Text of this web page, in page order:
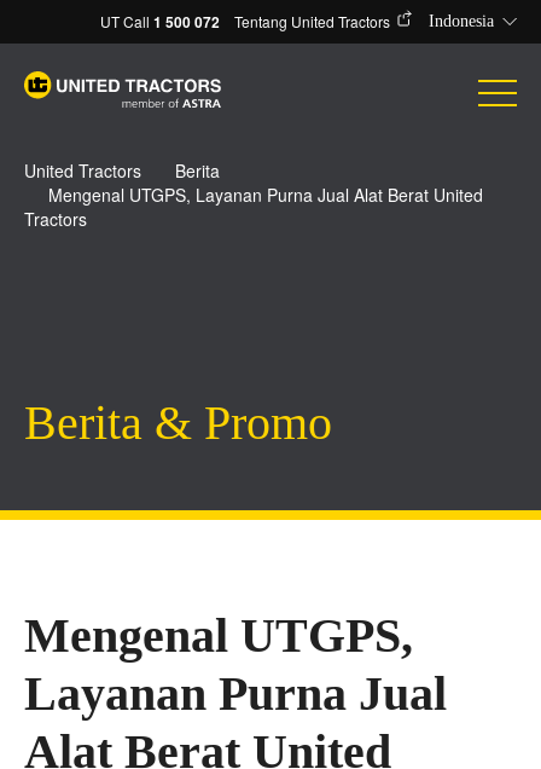
UT Call1 500 072 Tentang United Tractors Indonesia
United Tractors
Berita
Mengenal UTGPS, Layanan Purna Jual Alat Berat United
Tractors
Berita & Promo
Mengenal UTGPS,
Layanan Purna Jual
Alat Berat United